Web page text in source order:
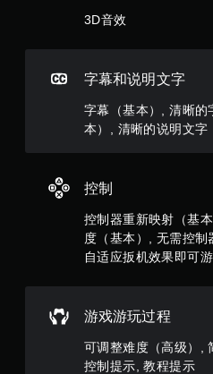
3D音效
字幕和说明文字
字幕（基本）, 清晰的
本）, 清晰的说明文字
控制
控制器重新映射（基
度（基本）, 无需控
自适应扳机效果即可
游戏游玩过程
可调整难度（高级）,
控制提示, 教程提示